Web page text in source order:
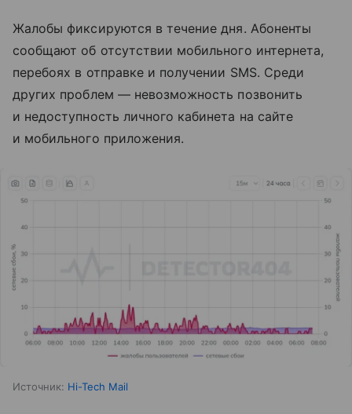
Жалобы фиксируются в течение дня. Абоненты
сообщают об отсутствии мобильного интернета,
перебоях в отправке и получении SMS. Среди
других проблем — невозможность позвонить
и недоступность личного кабинета на сайте
и мобильного приложения.
Источник: Hi-Tech Mail